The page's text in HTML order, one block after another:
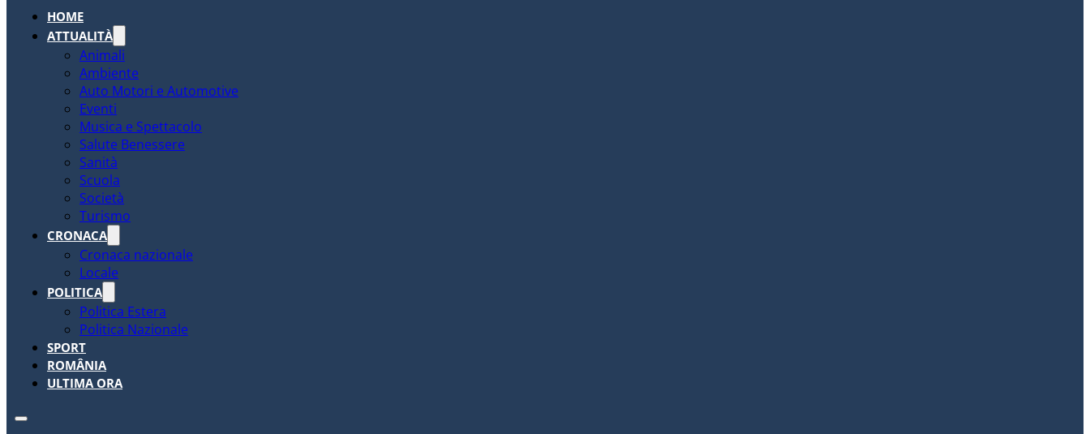
HOME
ATTUALITÀ
Animali
Ambiente
Auto Motori e Automotive
Eventi
Musica e Spettacolo
Salute Benessere
Sanità
Scuola
Società
Turismo
CRONACA
Cronaca nazionale
Locale
POLITICA
Politica Estera
Politica Nazionale
SPORT
ROMÂNIA
ULTIMA ORA